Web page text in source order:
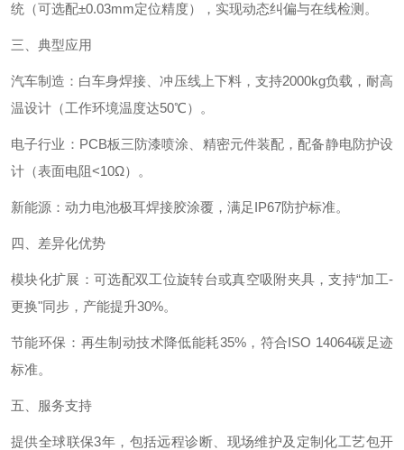
统（可选配±0.03mm定位精度），实现动态纠偏与在线检测。
三、典型应用‌
汽车制造‌：白车身焊接、冲压线上下料，支持2000kg负载，耐高
温设计（工作环境温度达50℃）。
电子行业‌：PCB板三防漆喷涂、精密元件装配，配备静电防护设
计（表面电阻<10Ω）。
新能源‌：动力电池极耳焊接胶涂覆，满足IP67防护标准。
四、差异化优势‌
模块化扩展‌：可选配双工位旋转台或真空吸附夹具，支持“加工-
更换"同步，产能提升30%。
节能环保‌：再生制动技术降低能耗35%，符合ISO 14064碳足迹
标准。
五、服务支持‌
提供全球联保3年，包括远程诊断、现场维护及定制化工艺包开